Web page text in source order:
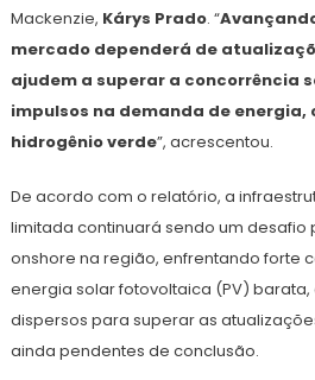
Mackenzie, Kárys Prado. “
mercado dependerá de
ajudem a superar a concorrência
impulsos na demanda de
hidrogênio verde”, acrescentou.
De acordo com o relatório, a
limitada continuará sendo um desafio
onshore na região, enfrentando forte
energia solar fotovoltaica (PV)
dispersos para superar as
ainda pendentes de conclusão.